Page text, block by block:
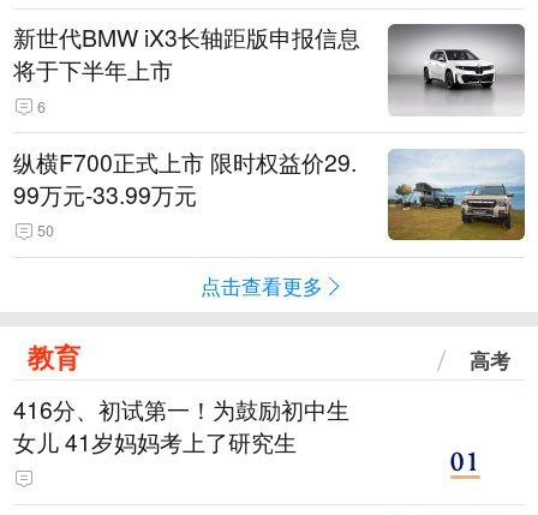
新世代BMW iX3长轴距版申报信息
将于下半年上市
6
纵横F700正式上市 限时权益价29.
99万元-33.99万元
50
点击查看更多
教育 高考
416分、初试第一！为鼓励初中生
女儿 41岁妈妈考上了研究生